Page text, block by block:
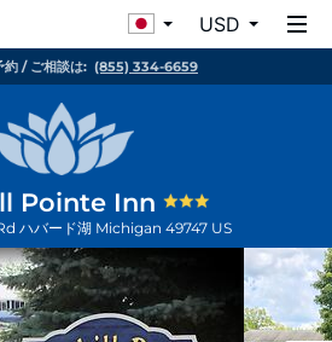
USD
約 / ご相談は: (855) 334-6659
Pointe Inn
ハバード湖 Michigan 49747 US